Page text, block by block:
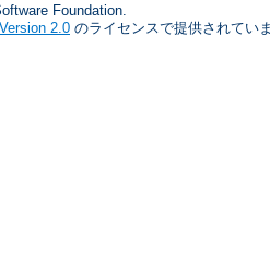
Foundation.
2.0 のライセンスで提供されてい